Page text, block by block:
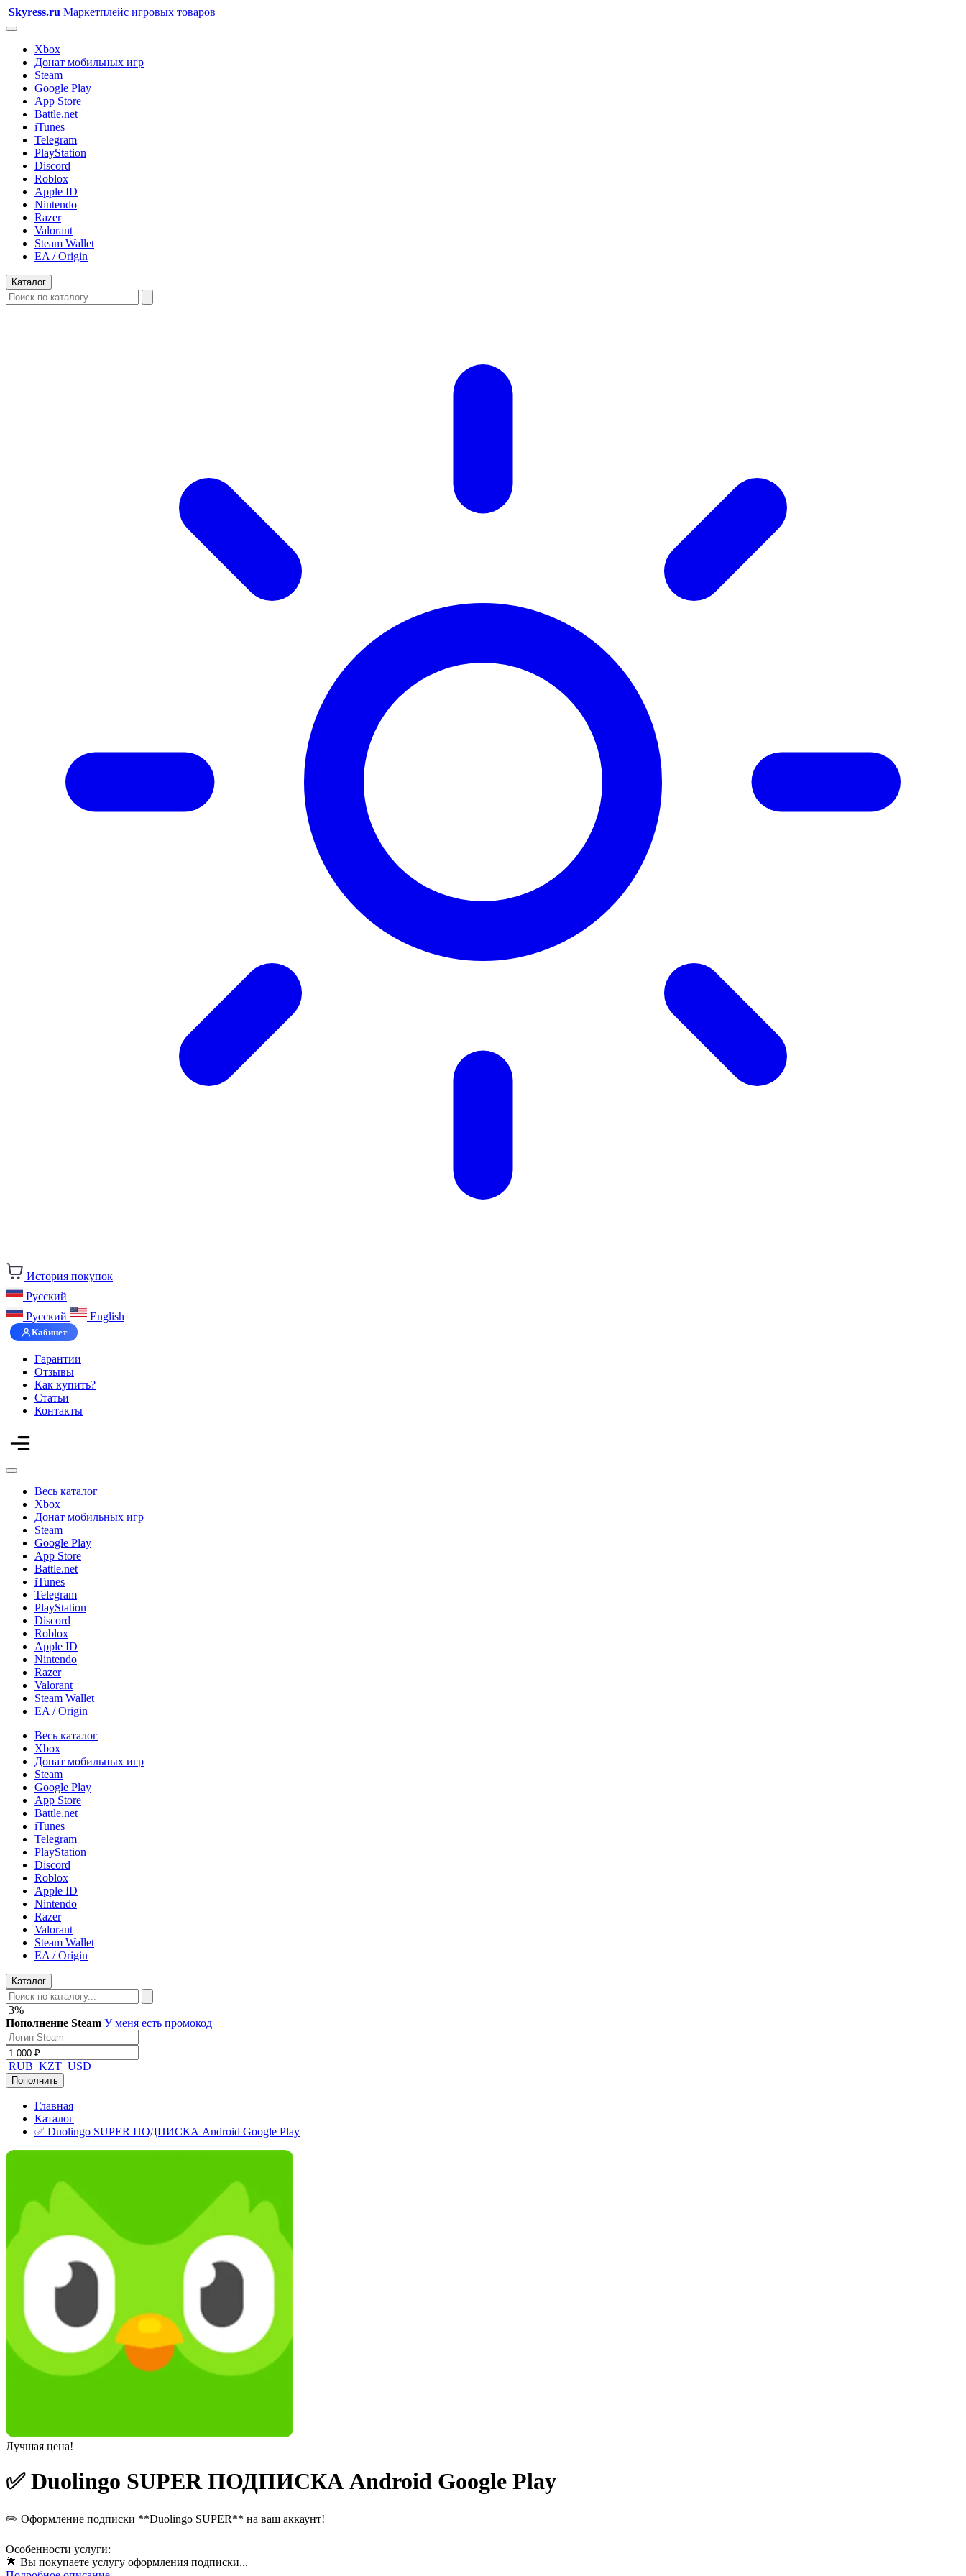
Skyress.ru Маркетплейс игровых товаров
Xbox
Донат мобильных игр
Steam
Google Play
App Store
Battle.net
iTunes
Telegram
PlayStation
Discord
Roblox
Apple ID
Nintendo
Razer
Valorant
Steam Wallet
EA / Origin
Каталог
История покупок
Русский
Русский
English
Кабинет
Гарантии
Отзывы
Как купить?
Статьи
Контакты
Весь каталог
Xbox
Донат мобильных игр
Steam
Google Play
App Store
Battle.net
iTunes
Telegram
PlayStation
Discord
Roblox
Apple ID
Nintendo
Razer
Valorant
Steam Wallet
EA / Origin
Весь каталог
Xbox
Донат мобильных игр
Steam
Google Play
App Store
Battle.net
iTunes
Telegram
PlayStation
Discord
Roblox
Apple ID
Nintendo
Razer
Valorant
Steam Wallet
EA / Origin
Каталог
3%
Пополнение Steam У меня есть промокод
RUB KZT USD
Пополнить
Главная
Каталог
✅ Duolingo SUPER ПОДПИСКА Android Google Play
Лучшая цена!
✅ Duolingo SUPER ПОДПИСКА Android Google Play
✏️ Оформление подписки **Duolingo SUPER** на ваш аккаунт!
Особенности услуги:
🌟 Вы покупаете услугу оформления подписки...